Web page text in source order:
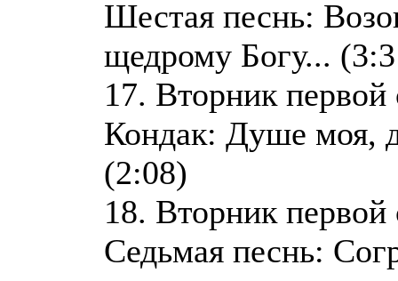
Шестая песнь:
щедрому Богу...
17. Вторник
Кондак: Душе моя,
(2:08)
18. Вторник
Седьмая песнь: